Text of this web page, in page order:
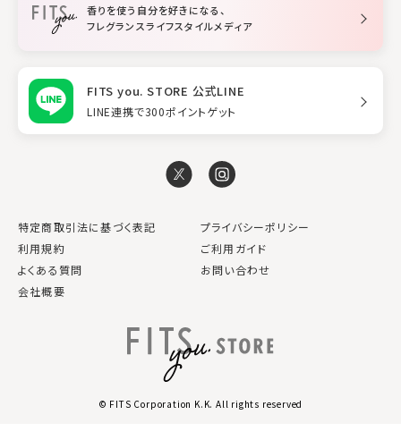
スタイリング香りを使う自分を好きになる、
フレグランスライフスタイルメディア
FITS you. STORE 公式LINE
LINE連携で300ポイントゲット
特定商取引法に基づく表記
プライバシーポリシー
利用規約
ご利用ガイド
よくある質問
お問い合わせ
会社概要
© FITS Corporation K.K. All rights reserved